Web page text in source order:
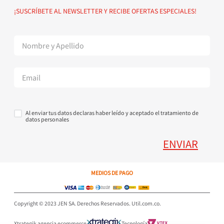
Suscribete al Newsletter
Superintendencia de Industria y Comercio
¡SUSCRÍBETE AL NEWSLETTER Y RECIBE OFERTAS ESPECIALES!
Al enviar tus datos declaras haber leído y aceptado el tratamiento de
datos personales
ENVIAR
MEDIOS DE PAGO
Copyright © 2023 JEN SA. Derechos Reservados. Util.com.co.